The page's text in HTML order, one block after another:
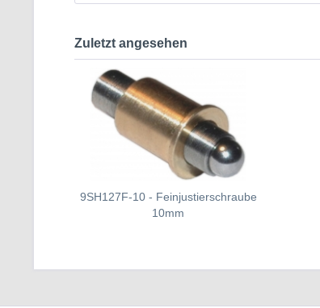
Zuletzt angesehen
9SH127F-10 - Feinjustierschraube
10mm